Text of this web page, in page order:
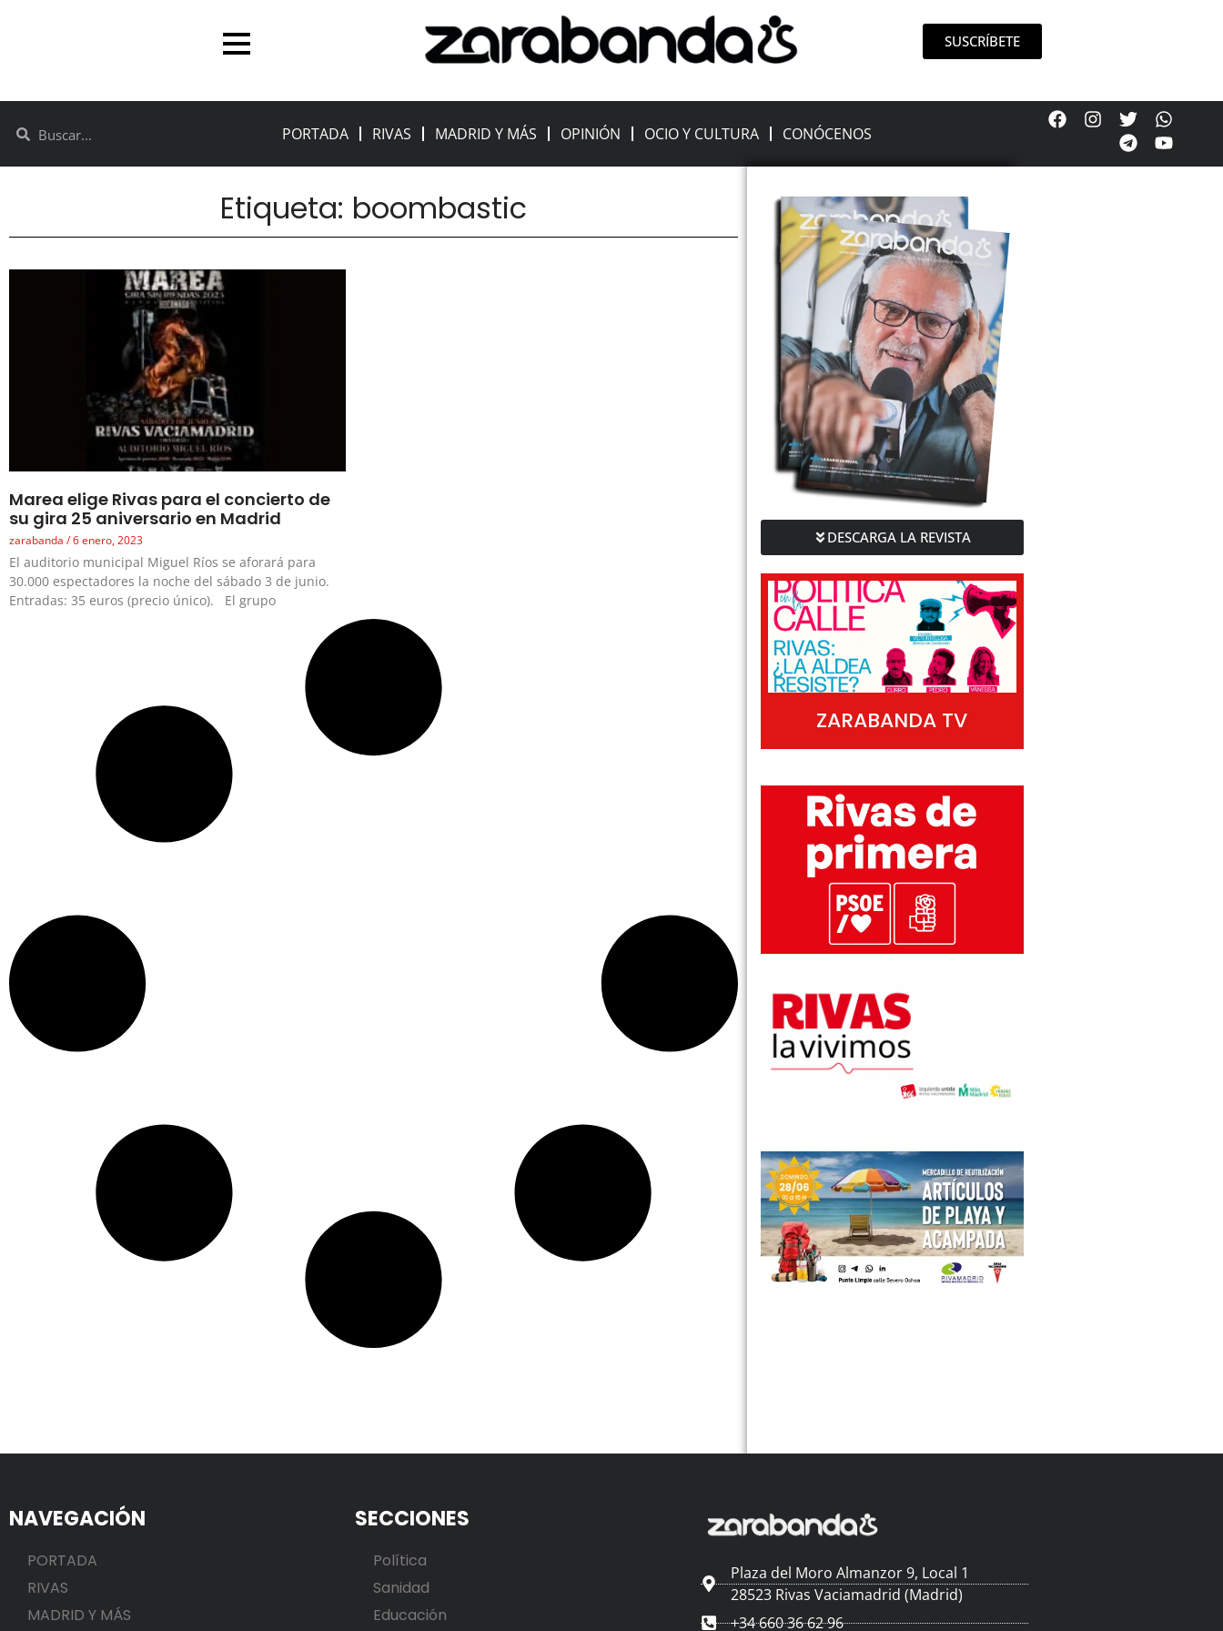
SUSCRÍBETE
PORTADA RIVAS MADRID Y MÁS OPINIÓN OCIO Y CULTURA CONÓCENOS
Etiqueta: boombastic
Marea elige Rivas para el concierto de
su gira 25 aniversario en Madrid
zarabanda 6 enero, 2023
El auditorio municipal Miguel Ríos se aforará para
30.000 espectadores la noche del sábado 3 de junio.
Entradas: 35 euros (precio único). El grupo
DESCARGA LA REVISTA
ZARABANDA TV
NAVEGACIÓN
PORTADA
RIVAS
MADRID Y MÁS
SECCIONES
Política
Sanidad
Educación
Plaza del Moro Almanzor 9, Local 1
28523 Rivas Vaciamadrid (Madrid)
+34 660 36 62 96